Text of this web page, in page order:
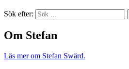
Sök efter:
Om Stefan
Läs mer om Stefan Swärd.